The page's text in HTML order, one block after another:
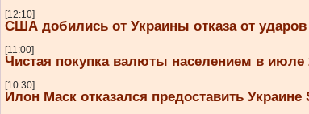
[12:10]
США добились от Украины отказа от
[11:00]
Чистая покупка валюты населением в
[10:30]
Илон Маск отказался предоставить